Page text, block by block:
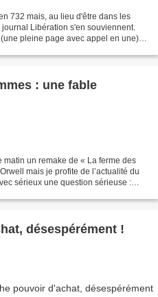
732 mais, au lieu d'être dans les
Libération s'en souviennent.
pleine page avec appel en une).
: une fable
un remake de « La ferme des
mais je profite de l’actualité du
sérieux une question sérieuse :
désespérément !